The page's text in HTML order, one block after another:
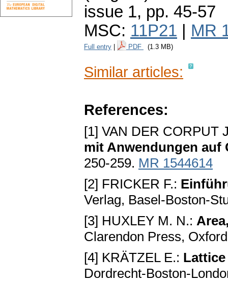
issue 1, pp. 45-57
MSC: 11P21 MR
Full entry PDF (1.3 MB)
Similar articles:
References:
[1] VAN DER CORPUT
mit Anwendungen
250-259. MR 1544614
[2] FRICKER F.:
Verlag, Basel-Boston-
[3] HUXLEY M. N.:
Clarendon Press,
[4] KRÄTZEL E.:
Dordrecht-Boston-